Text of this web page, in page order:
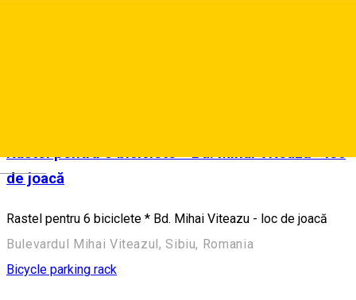
Rastel pentru 6 biciclete * Bd. Mihai Viteazu - loc
de joacă
Rastel pentru 6 biciclete * Bd. Mihai Viteazu - loc de joacă
Bulevardul Mihai Viteazul, Sibiu, Romania
Bicycle parking rack